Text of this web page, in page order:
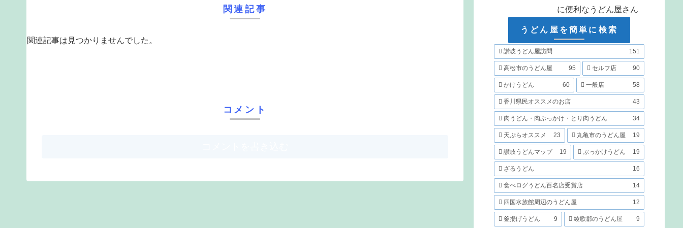
関連記事
関連記事は見つかりませんでした。
コメント
に便利なうどん屋さん
うどん屋を簡単に検索
讃岐うどん屋訪問 151
高松市のうどん屋 95 セルフ店 90
かけうどん 60 一般店 58
香川県民オススメのお店 43
肉うどん・肉ぶっかけ・とり肉うどん 34
天ぷらオススメ 23 丸亀市のうどん屋 19
讃岐うどんマップ 19 ぶっかけうどん 19
ざるうどん 16
食べログうどん百名店受賞店 14
四国水族館周辺のうどん屋 12
釜揚げうどん 9 綾歌郡のうどん屋 9